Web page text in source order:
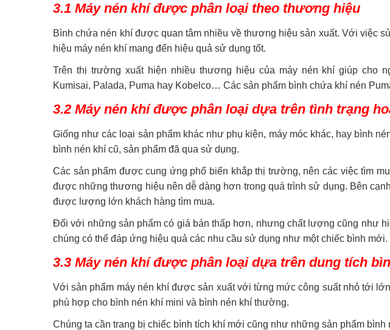
3.1 Máy nén khí được phân loại theo thương hiệu
Bình chứa nén khí được quan tâm nhiều về thương hiệu sản xuất. Với việc
hiệu máy nén khí mang đến hiệu quả sử dụng tốt.
Trên thị trường xuất hiện nhiều thương hiệu của máy nén khí giúp cho
Kumisai, Palada, Puma hay Kobelco… Các sản phẩm bình chứa khí nén
3.2 Máy nén khí được phân loại dựa trên tình trạng
Giống như các loại sản phẩm khác như phụ kiện, máy móc khác, hay bình
bình nén khí cũ, sản phẩm đã qua sử dụng.
Các sản phẩm được cung ứng phổ biến khắp thị trường, nên các việc tìm
được những thương hiệu nên dễ dàng hơn trong quá trình sử dụng. Bên
được lượng lớn khách hàng tìm mua.
Đối với những sản phẩm có giá bán thấp hơn, nhưng chất lượng cũng như
chúng có thể đáp ứng hiệu quả các nhu cầu sử dụng như một chiếc bình mới.
3.3 Máy nén khí được phân loại dựa trên dung tích
Với sản phẩm máy nén khí được sản xuất với từng mức công suất nhỏ tới
phù hợp cho bình nén khí mini và bình nén khí thường.
Chúng ta cần trang bị chiếc bình tích khí mới cũng như những sản phẩm bình